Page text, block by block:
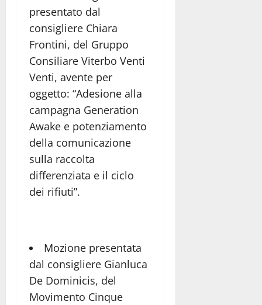
presentato dal
consigliere Chiara
Frontini, del Gruppo
Consiliare Viterbo Venti
Venti, avente per
oggetto: “Adesione alla
campagna Generation
Awake e potenziamento
della comunicazione
sulla raccolta
differenziata e il ciclo
dei rifiuti”.
Mozione presentata
dal consigliere Gianluca
De Dominicis, del
Movimento Cinque